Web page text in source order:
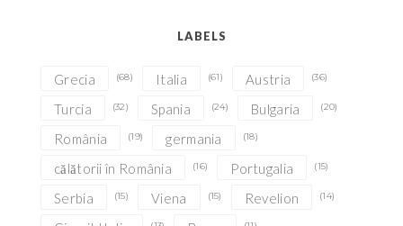
LABELS
Grecia (68) Italia (61) Austria (36)
Turcia (32) Spania (24) Bulgaria (20)
România (19) germania (18)
călătorii în România (16) Portugalia (15)
Serbia (15) Viena (15) Revelion (14)